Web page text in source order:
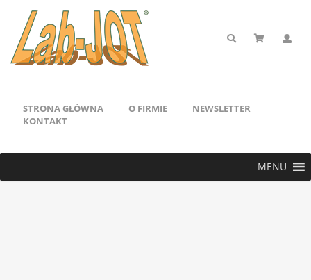
STRONA GŁÓWNA O FIRMIE
NEWSLETTER
KONTAKT
MENU